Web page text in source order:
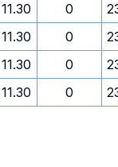
11.30 0
11.30 0
11.30 0
11.30 0